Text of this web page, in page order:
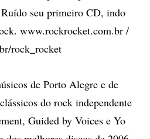
seu primeiro CD, indo
www.rockrocket.com.br /
rock_rocket
de Porto Alegre e de
do rock independente
Guided by Voices e Yo